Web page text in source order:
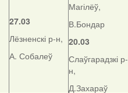
27.03
Лёзненскі р-н,
А. Собалеў
Магілёў,
В.Бондар
20.03
Слаўгарадзкі р-
н,
Д.Захараў